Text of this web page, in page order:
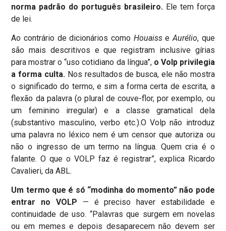
norma padrão do português brasileiro. Ele tem força
de lei.
Ao contrário de dicionários como HouaisseAurélio, que
são mais descritivos e que registram inclusive gírias
para mostrar o “uso cotidiano da língua”, o Volp privilegia
a forma culta. Nos resultados de busca, ele não mostra
o significado do termo, e sim a forma certa de escrita, a
flexão da palavra (o plural de couve-flor, por exemplo, ou
um feminino irregular) e a classe gramatical dela
(substantivo masculino, verbo etc.).O Volp não introduz
uma palavra no léxico nem é um censor que autoriza ou
não o ingresso de um termo na língua. Quem cria é o
falante. O que o VOLP faz é registrar”, explica Ricardo
Cavalieri, da ABL.
Um termo que é só “modinha do momento” não pode
entrar no VOLP — é preciso haver estabilidade e
continuidade de uso. “Palavras que surgem em novelas
ou em memes e depois desaparecem não devem ser